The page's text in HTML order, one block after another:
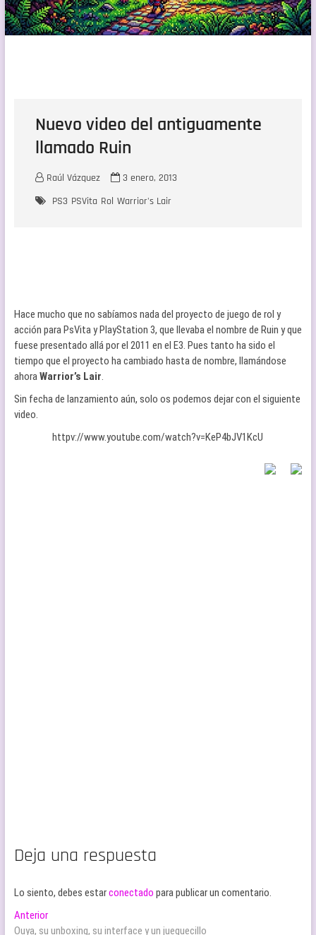
Nuevo video del antiguamente
llamado Ruin
Raúl Vázquez
3 enero, 2013
PS3 PSVita Rol Warrior's Lair
Hace mucho que no sabíamos nada del proyecto de juego de rol y
acción para PsVita y PlayStation 3, que llevaba el nombre de Ruin y que
fuese presentado allá por el 2011 en el E3. Pues tanto ha sido el
tiempo que el proyecto ha cambiado hasta de nombre, llamándose
ahoraWarrior’s Lair.
Sin fecha de lanzamiento aún, solo os podemos dejar con el siguiente
video.
httpv://www.youtube.com/watch?v=KeP4bJV1KcU
Deja una respuesta
Lo siento, debes estarconectado para publicar un comentario.
Navegación
AnteriorEntrada
anterior:
Ouya, su unboxing, su interface y un jueguecillo